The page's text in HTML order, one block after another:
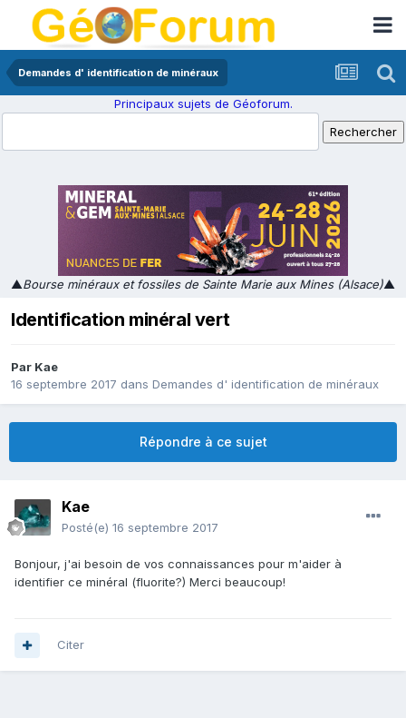
Demandes d' identification de minéraux
Principaux sujets de Géoforum.
▲Bourse minéraux et fossiles de Sainte Marie aux Mines (Alsace)▲
Identification minéral vert
Par Kae
16 septembre 2017 dans Demandes d' identification de minéraux
Répondre à ce sujet
Kae
Posté(e) 16 septembre 2017
Bonjour, j'ai besoin de vos connaissances pour m'aider à
identifier ce minéral (fluorite?) Merci beaucoup!
Citer